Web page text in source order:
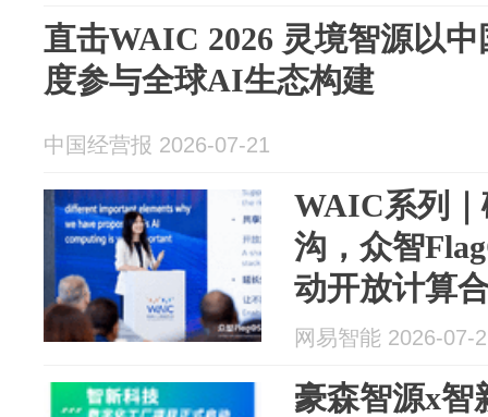
直击WAIC 2026 灵境智源以
度参与全球AI生态构建
中国经营报 2026-07-21
WAIC系列
沟，众智
动开放计算
网易智能 2026-07-
豪森智源x智